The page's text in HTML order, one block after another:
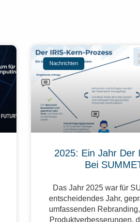
Nachrichten
2025: Ein Jahr Der
Bei
Das Jahr 2025 war für
entscheidendes Jahr,
umfassenden
Produktverbesserungen,